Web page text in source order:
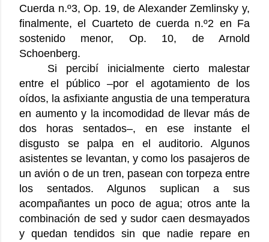
Cuerda n.º3, Op. 19, de Alexander Zemlinsky y,
finalmente, el Cuarteto de cuerda n.º2 en Fa
sostenido menor, Op. 10, de Arnold
Schoenberg.
Si percibí inicialmente cierto malestar
entre el público –por el agotamiento de los
oídos, la asfixiante angustia de una temperatura
en aumento y la incomodidad de llevar más de
dos horas sentados–, en ese instante el
disgusto se palpa en el auditorio. Algunos
asistentes se levantan, y como los pasajeros de
un avión o de un tren, pasean con torpeza entre
los sentados. Algunos suplican a sus
acompañantes un poco de agua; otros ante la
combinación de sed y sudor caen desmayados
y quedan tendidos sin que nadie repare en